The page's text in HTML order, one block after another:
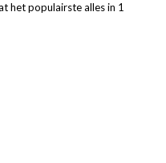
het populairste alles in 1